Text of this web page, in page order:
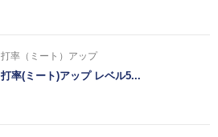
打率（ミート）アップ
打率(ミート)アップ レベル5...